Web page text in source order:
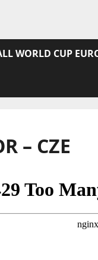
WORLD CUP
– CZE